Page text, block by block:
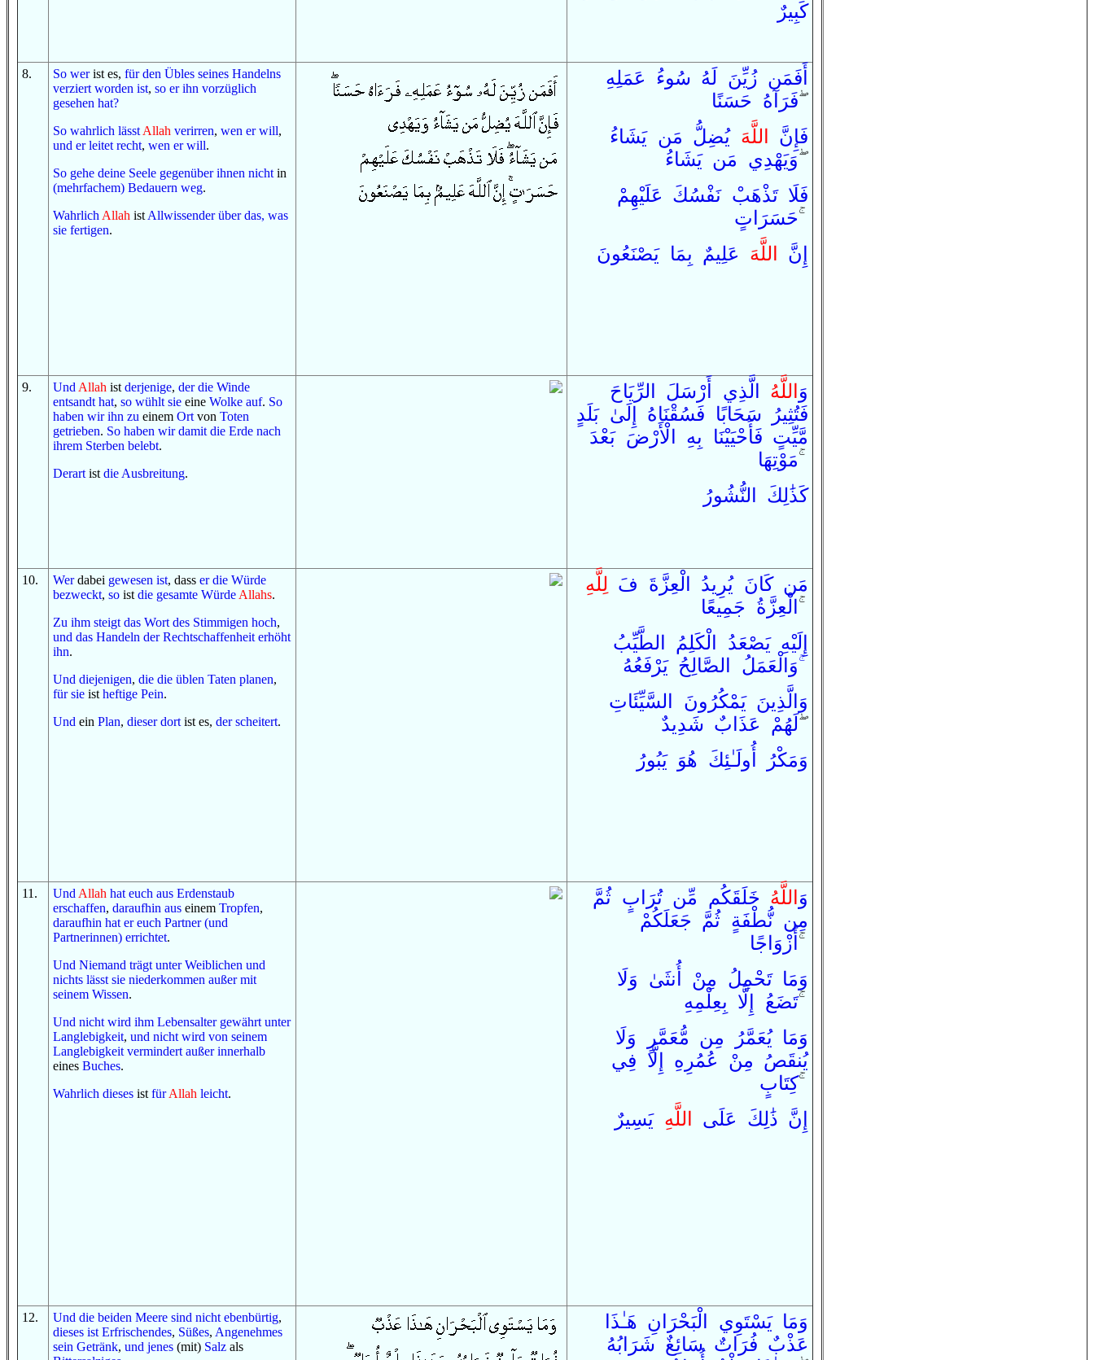
كَبِيرٌ
8. So werist es, für den Übles seines Handelns
verziert worden ist, so er ihn vorzüglich
gesehen hat?
So wahrlich lässt Allah verirren, wen er will,
und er leitet recht, wen er will.
So gehe deine Seele gegenüber ihnen nicht in
(mehrfachem) Bedauern weg.
Wahrlich Allah ist Allwissender über das, was
sie fertigen.
فَمَن زُيِّنَ لَهُ سُوءُ عَمَلِهِ
فَرَآهُ حَسَنًا
ۖ
فَإِنَّ اللَّهَ يُضِلُّ مَن يَشَاءُ
وَيَهْدِي مَن يَشَاءُ
ۖ
فَلَا تَذْهَبْ نَفْسُكَ عَلَيْهِمْ
حَسَرَاتٍۚ
إِنَّ
اللَّهَ عَلِيمٌ بِمَا يَصْنَعُونَ
9. Und Allah ist derjenige, der die Winde
entsandt hat, so wühlt sie eine Wolke auf. So
haben wir ihn zu einem Ort von Toten
getrieben. So haben wir damit die Erde nach
ihrem Sterben belebt.
Derart ist die Ausbreitung.
وَ اللَّهُ الَّذِي أَرْسَلَ
الرِّيَاحَ
فَتُثِيرُ سَحَابًا فَسُقْنَاهُ إِلَىٰبَلَدٍ
مَّيِّتٍ فَأَحْيَيْنَا بِهِ الْأَرْض َبَعْدَ
مَوْتِهَاۚ
كَذَ‌ٰلِكَ
النُّشُورُ
10. Werdabei gewesen ist, dass er die Würde
bezweckt, so ist die gesamte Würde Allahs.
Zu ihm steigt das Wort des Stimmigen hoch,
und das Handeln der Rechtschaffenheit erhöht
ihn.
Und diejenigen, die die üblen Taten planen,
für sie ist heftige Pein.
Und ein Plan, dieser dort ist es, der scheitert.
مَن كَانَ يُرِيدُ الْعِزَّةَ فَ لِلَّهِ
الْعِزَّةُ
جَمِيعًا
ۚ
إِلَيْهِيَصْعَدُ الْكَلِمُ
الطَّيِّبُ
وَ الْعَمَلُ الصَّالِحُيَرْفَعُهُ
وَ الَّذِينَ يَمْكُرُونَ
السَّيِّئَاتِ
لَهُمْ عَذَابٌ شَدِيدٌ
ۖ
وَمَكْرُ أُولَـٰئِكَ هُوَيَبُورُ
11 . Und Allah hat euch aus Erdenstaub
erschaffen, daraufhin aus einem Tropfen,
daraufhin hat er euch Partner (und
Partnerinnen) errichtet.
Und Niemand trägt unter Weiblichen und
nichts lässt sie niederkommen außer mit
seinem Wissen.
Und nicht wird ihm Lebensalter gewährt unter
Langlebigkeit, und nicht wird von seinem
Langlebigkeit vermindert außer innerhalb
eines Buches.
Wahrlich dieses ist fürAllah leicht.
وَ اللَّهُ خَلَقَكُم مِّن تُرَابٍثُمَّ
مِن نُّطْفَةٍ ثُمَّ
جَعَلَكُمْ
أَزْوَاجًا ۚ
وَمَا تَحْمِلُ مِنْ أُنثَىٰ وَلَا
تَضَعُ
إِلَّا بِعِلْمِهِ
ۚ
وَمَا يُعَمَّرُ مِن مُّعَمَّرٍ وَلَا
يُنقَصُ مِنْ عُمُرِهِ إِلَّا فِي
كِتَابٍۚ
إِنَّ ذَ‌ٰلِكَ عَلَى اللَّه يَسِيرٌ
12. Und die beiden Meere sind nicht ebenbürtig,
dieses ist Erfrischendes, Süßes, Angenehmes
sein Getränk, und jenes (mit) Salz als
وَمَا يَسْتَوِي الْبَحْرَانِ هَـٰذَا
عَذْبٌ فُرَاتٌ سَائِغٌ شَرَابُهُ